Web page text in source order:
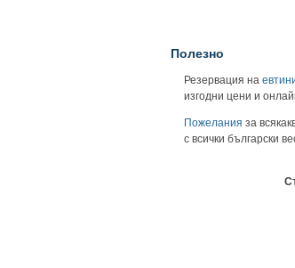
Полезно
Резервация на
изгодни цени и
Пожелания за
с всички български